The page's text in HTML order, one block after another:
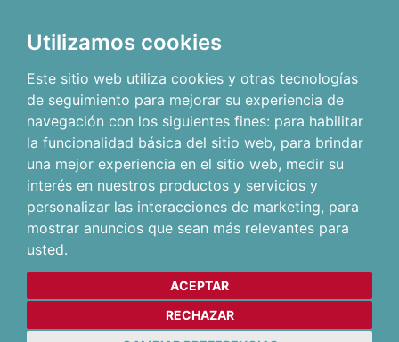
Utilizamos cookies
Este sitio web utiliza cookies y otras tecnologías
de seguimiento para mejorar su experiencia de
navegación con los siguientes fines: para habilitar
la funcionalidad básica del sitio web, para brindar
una mejor experiencia en el sitio web, medir su
interés en nuestros productos y servicios y
personalizar las interacciones de marketing, para
mostrar anuncios que sean más relevantes para
usted.
ACEPTAR
RECHAZAR